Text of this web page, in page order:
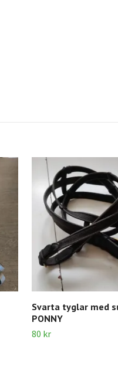
Svarta tyglar med
PONNY
80 kr